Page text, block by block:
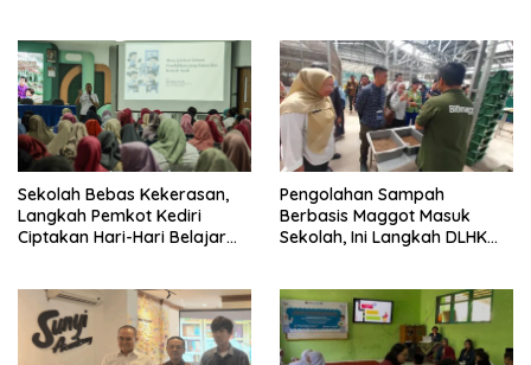
Sekolah Bebas Kekerasan,
Langkah Pemkot Kediri
Ciptakan Hari-Hari Belajar
Pengolahan Sampah
Berbasis Maggot Masuk
Sekolah, Ini Langkah DLHK